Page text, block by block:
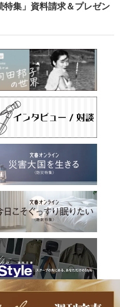
特集」資料請求＆プレゼン